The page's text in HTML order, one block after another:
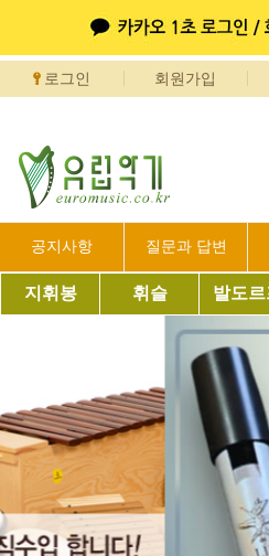
로그인 회원가입
공지사항 질문과 답변
지휘봉 휘슬 발도